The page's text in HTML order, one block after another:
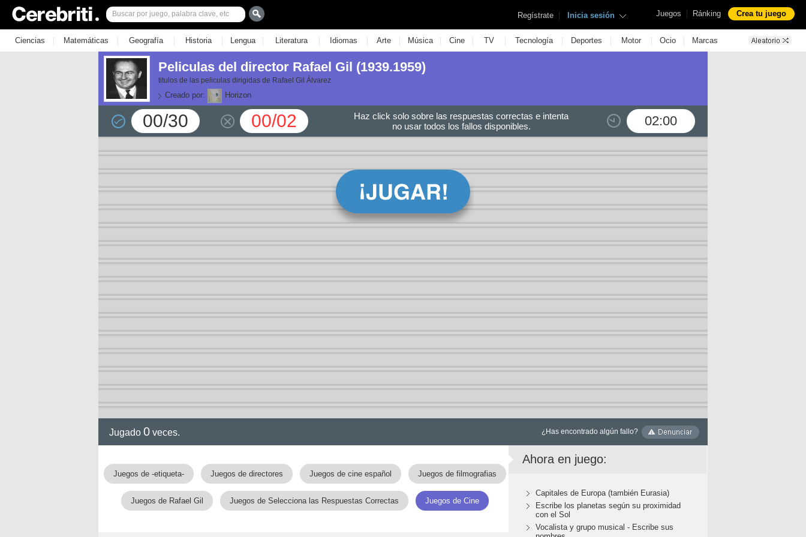
Juegos | Ránking Crea tu juego
Regístrate | Inicia sesión
Ciencias | Matemáticas | Geografía | Historia | Lengua | Literatura | Idiomas | Arte | Música | Cine | TV | Tecnología | Deportes | Motor | Ocio | Marcas
Peliculas del director Rafael Gil (1939.1959)
titulos de las peliculas dirigidas de Rafael Gil Álvarez
Creado por: Horizon
00/30 00/02 02:00
Haz click solo sobre las respuestas correctas e intenta
no usar todos los fallos disponibles.
Jugado 0 veces. ¿Has encontrado algún fallo?
Juegos de -etiqueta- Juegos de directores Juegos de cine español Juegos de filmografias
Juegos de Rafael Gil Juegos de Selecciona las Respuestas Correctas Juegos de Cine
Ahora en juego:
Capitales de Europa (también Eurasia)
Escribe los planetas según su proximidad
con el Sol
Vocalista y grupo musical - Escribe sus